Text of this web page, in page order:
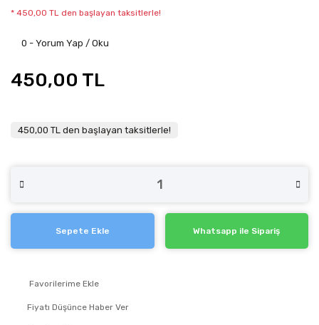
* 450,00 TL den başlayan taksitlerle!
0 - Yorum Yap / Oku
450,00 TL
450,00 TL den başlayan taksitlerle!
Sepete Ekle Whatsapp ile Sipariş
Fiyatı Düşünce Haber Ver